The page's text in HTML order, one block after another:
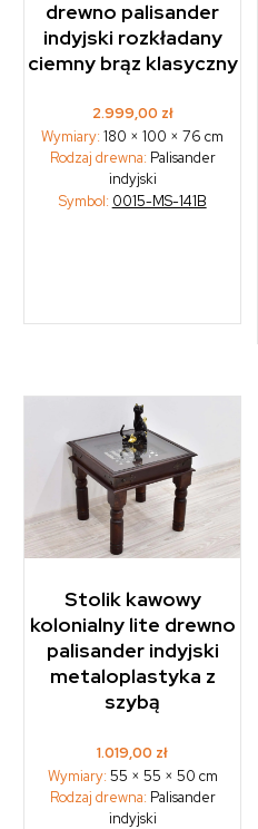
drewno palisander
indyjski rozkładany
ciemny brąz klasyczny
2.999,00 zł
Wymiary:180 × 100 × 76 cm
Rodzaj drewna: Palisander
indyjski
Symbol: 0015-MS-141B
Stolik kawowy
kolonialny lite drewno
palisander indyjski
metaloplastyka z
szybą
1.019,00 zł
Wymiary: 55 × 55 × 50 cm
Rodzaj drewna: Palisander
indyjski